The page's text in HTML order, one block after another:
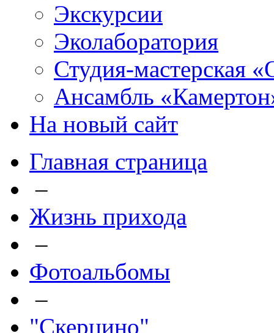
Экскурсии
Эколаборатория
Студия-мастерская
Ансамбль
На новый сайт
Главная страница
–
Жизнь прихода
–
Фотоальбомы
–
"Скерцино"